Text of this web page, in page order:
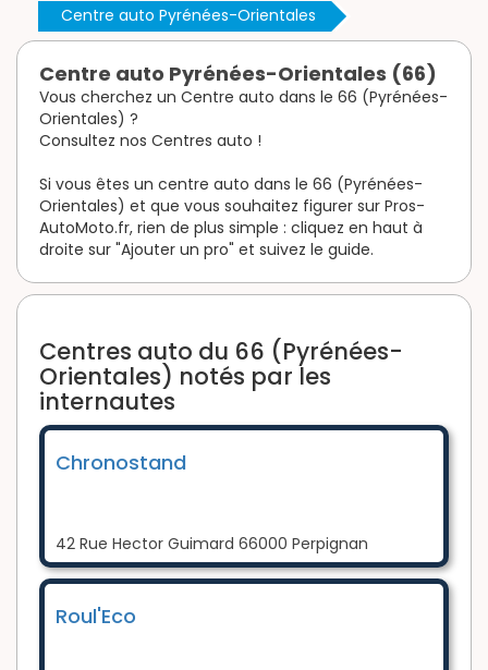
Centre auto Pyrénées-Orientales
Centre auto Pyrénées-Orientales (66)
Vous cherchez un Centre auto dans le 66 (Pyrénées-
Orientales) ?
Consultez nos Centres auto !
Si vous êtes un centre auto dans le 66 (Pyrénées-
Orientales) et que vous souhaitez figurer sur Pros-
AutoMoto.fr, rien de plus simple : cliquez en haut à
droite sur "Ajouter un pro" et suivez le guide.
Centres auto du 66 (Pyrénées-
Orientales) notés par les
internautes
Chronostand
42 Rue Hector Guimard 66000 Perpignan
Roul'Eco